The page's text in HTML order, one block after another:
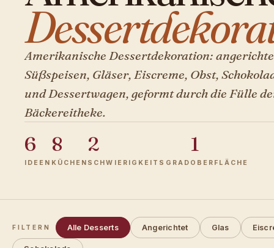
Amerikanische Dessertdekoration:
Süßspeisen, Gläser, Eiscreme, Obst,
und Dessertwagen, geformt durch die Fülle
Bäckereitheke.
6
IDEEN
8
KÜCHEN
2
SCHWIERIGKEITSGRAD
1
OBERFLÄCHE
FILTERN Alle Desserts Angerichtet Glas